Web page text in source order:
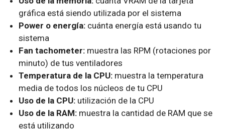
gráfica está siendo utilizada por el sistema
Power o energía: cuánta energía está usando tu
sistema
Fan tachometer: muestra las RPM (rotaciones por
minuto) de tus ventiladores
Temperatura de la CPU: muestra la temperatura
media de todos los núcleos de tu CPU
Uso de la CPU: utilización de la CPU
Uso de la RAM: muestra la cantidad de RAM que se
está utilizando